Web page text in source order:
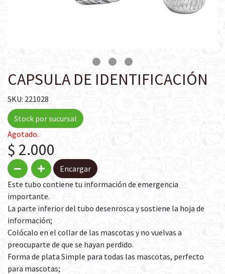
CAPSULA DE IDENTIFICACIÓN
SKU: 221028
Stock por sucursal
Agotado.
$ 2.000
Encargar
Este tubo contiene tu información de emergencia
importante.
La parte inferior del tubo desenrosca y sostiene la hoja de
información;
Colócalo en el collar de las mascotas y no vuelvas a
preocuparte de que se hayan perdido.
Forma de plata Simple para todas las mascotas, perfecto
para mascotas;